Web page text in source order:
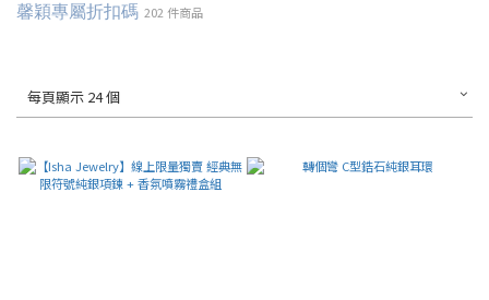
馨穎專屬折扣碼 202 件商品
每頁顯示 24 個